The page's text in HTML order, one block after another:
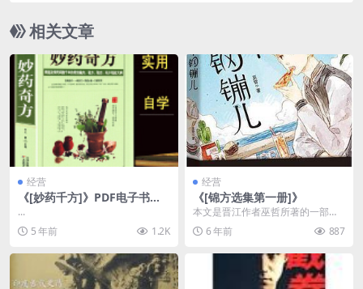
相关文章
经营
《[妙药千方]》PDF电子书下
...
5 年前
1.2K
经营
《[锦方选集第一册]》
本文是晋江作者巫哲所著的一部现
代小说，延续一如既往的小人物现
实风，这部小说的主人...
6 年前 887